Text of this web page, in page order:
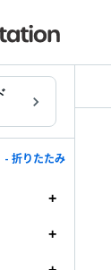
- 折りたたみ